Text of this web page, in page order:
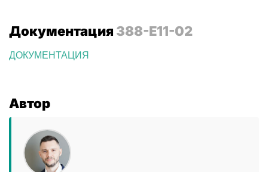
Документация 388-E11-02
ДОКУМЕНТАЦИЯ
Автор